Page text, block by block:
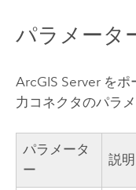
パラメータ
ArcGIS Serverをポ
力コネクタのパラ
パラメータ
ー
説明